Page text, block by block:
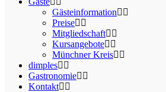
Gästeinformation
Preise
Mitgliedschaft
Kursangebote
Münchner Kreis
dimples
Gastronomie
Kontakt